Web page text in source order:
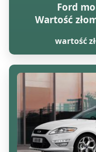
Ford
Wartość
wartość